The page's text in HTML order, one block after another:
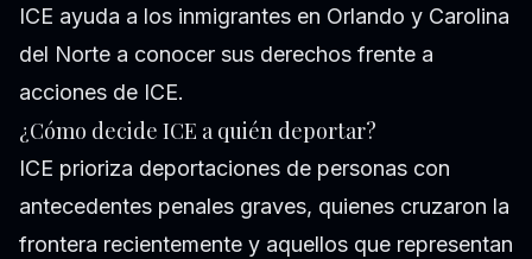
ICE ayuda a los inmigrantes en Orlando y Carolina
del Norte a conocer sus derechos frente a
acciones de ICE.
¿Cómo decide ICE a quién deportar?
ICE prioriza deportaciones de personas con
antecedentes penales graves, quienes cruzaron la
frontera recientemente y aquellos que representan